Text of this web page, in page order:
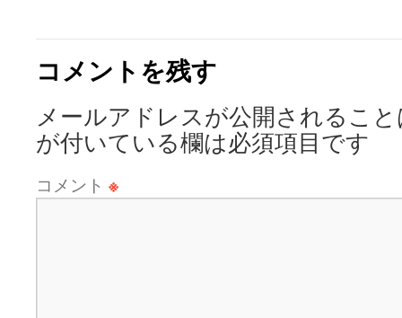
コメントを残す
メールアドレスが公開されるこ
が付いている欄は必須項目です
コメント ※